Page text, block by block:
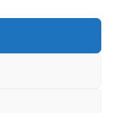
€13,90